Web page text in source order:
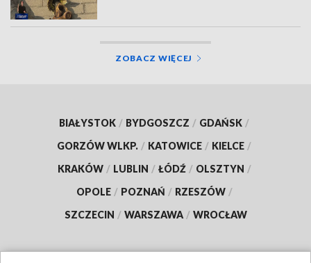
ZOBACZ WIĘCEJ
BIAŁYSTOK / BYDGOSZCZ / GDAŃSK /
GORZÓW WLKP. / KATOWICE / KIELCE /
KRAKÓW / LUBLIN / ŁÓDŹ / OLSZTYN /
OPOLE / POZNAŃ / RZESZÓW /
SZCZECIN / WARSZAWA / WROCŁAW